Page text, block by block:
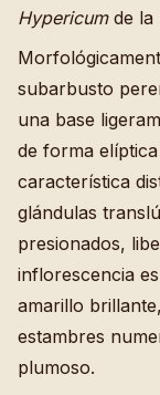
Hypericumde la
subarbusto
una base
de forma
característica
glándulas
presionados,
inflorescencia
amarillo
estambres
plumoso.